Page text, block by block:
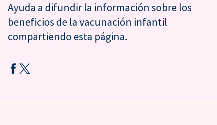
Ayuda a difundir la información sobre los
beneficios de la vacunación infantil
compartiendo esta página.